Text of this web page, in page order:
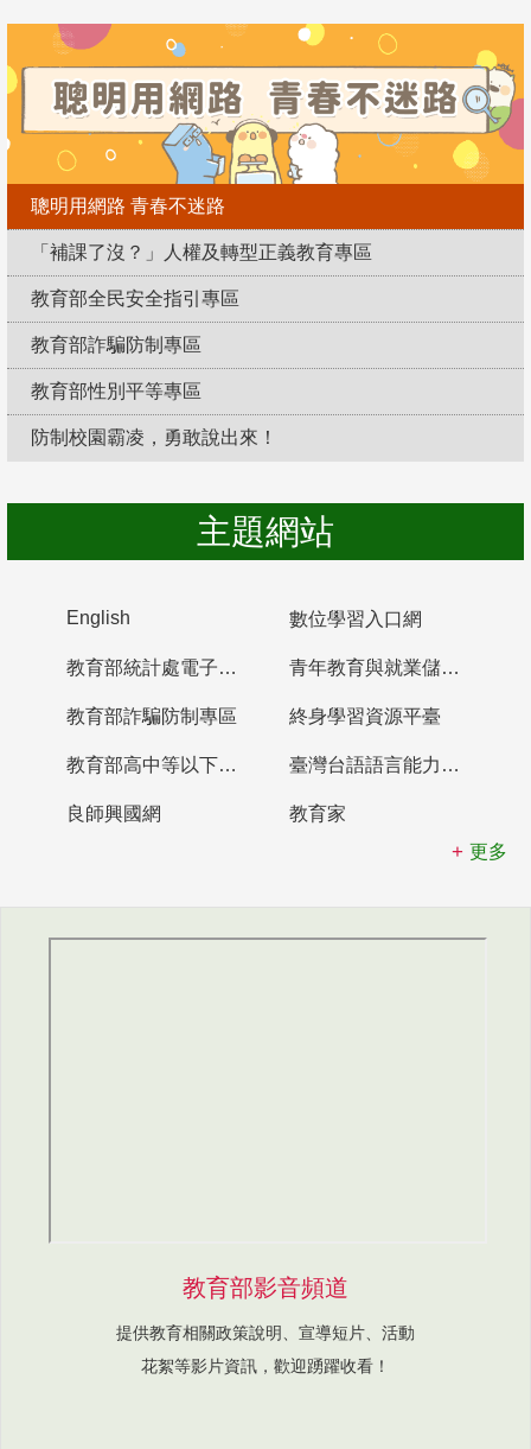
聰明用網路 青春不迷路
「補課了沒？」人權及轉型正義教育專區
教育部全民安全指引專區
教育部詐騙防制專區
教育部性別平等專區
防制校園霸凌，勇敢說出來！
主題網站
English 數位學習入口網
教育部統計處電子書櫃 青年教育與就業儲蓄帳戶
教育部詐騙防制專區 終身學習資源平臺
教育部高中等以下學校及幼兒園教師資格檢定考試 臺灣台語語言能力認證網站
良師興國網
教育家
更多
教育部影音頻道
提供教育相關政策說明、宣導短片、活動
花絮等影片資訊，歡迎踴躍收看！